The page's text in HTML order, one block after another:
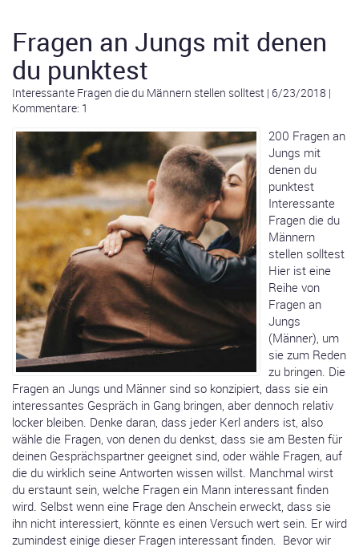
Fragen an Jungs mit denen
du punktest
Interessante Fragen die du Männern stellen solltest | 6/23/2018 |
Kommentare: 1
200 Fragen an
Jungs mit
denen du
punktest
Interessante
Fragen die du
Männern
stellen solltest
Hier ist eine
Reihe von
Fragen an
Jungs
(Männer), um
sie zum Reden
zu bringen. Die
Fragen an Jungs und Männer sind so konzipiert, dass sie ein
interessantes Gespräch in Gang bringen, aber dennoch relativ
locker bleiben. Denke daran, dass jeder Kerl anders ist, also
wähle die Fragen, von denen du denkst, dass sie am Besten für
deinen Gesprächspartner geeignet sind, oder wähle Fragen, auf
die du wirklich seine Antworten wissen willst. Manchmal wirst
du erstaunt sein, welche Fragen ein Mann interessant finden
wird. Selbst wenn eine Frage den Anschein erweckt, dass sie
ihn nicht interessiert, könnte es einen Versuch wert sein. Er wird
zumindest einige dieser Fragen interessant finden. Bevor wir